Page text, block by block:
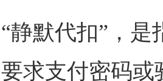
静默代扣”，
求支付密码